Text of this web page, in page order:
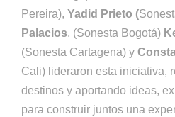
Pereira), Yadid Prieto (
Palacios, (Sonesta Bogotá)
(Sonesta Cartagena) y
Cali) lideraron esta iniciativa,
destinos y aportando ideas,
para construir juntos una